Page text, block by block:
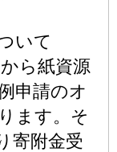
いて
ら紙資源
申請のオ
ます。そ
寄附金受